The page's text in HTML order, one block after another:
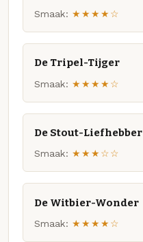
Smaak: ★★★★☆
De Tripel-Tijger
Smaak: ★★★★☆
De Stout-Liefhebber
Smaak: ★★★☆☆
De Witbier-Wonder
Smaak: ★★★★☆